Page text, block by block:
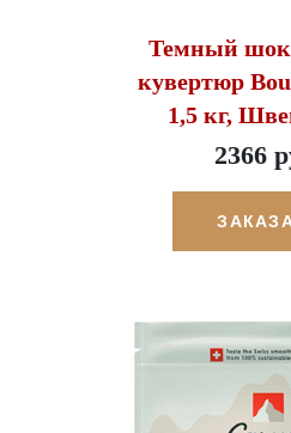
Темный
кувертюр
1,5 кг,
2366